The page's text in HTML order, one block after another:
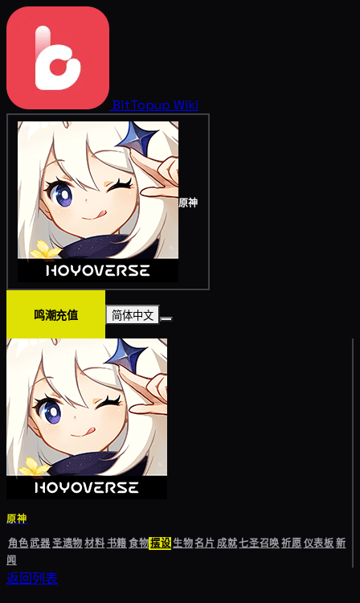
BitTopup Wiki
原神
鸣潮充值 简体中文
原神
角色武器圣遗物材料书籍食物摆设生物名片成就七圣召唤祈愿仪表板新
闻
返回列表